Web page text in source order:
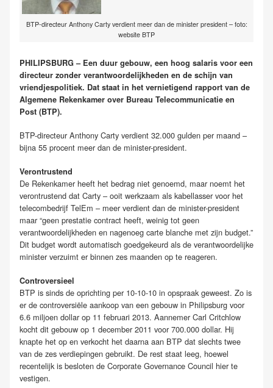
BTP-directeur Anthony Carty verdient meer dan de minister president – foto:
website BTP
PHILIPSBURG – Een duur gebouw, een hoog salaris voor een
directeur zonder verantwoordelijkheden en de schijn van
vriendjespolitiek. Dat staat in het vernietigend rapport van de
Algemene Rekenkamer over Bureau Telecommunicatie en
Post (BTP).
BTP-directeur Anthony Carty verdient 32.000 gulden per maand –
bijna 55 procent meer dan de minister-president.
Verontrustend
De Rekenkamer heeft het bedrag niet genoemd, maar noemt het
verontrustend dat Carty – ooit werkzaam als kabellasser voor het
telecombedrijf TelEm – meer verdient dan de minister-president
maar “geen prestatie contract heeft, weinig tot geen
verantwoordelijkheden en nagenoeg carte blanche met zijn budget.”
Dit budget wordt automatisch goedgekeurd als de verantwoordelijke
minister verzuimt er binnen zes maanden op te reageren.
Controversieel
BTP is sinds de oprichting per 10-10-10 in opspraak geweest. Zo is
er de controversiële aankoop van een gebouw in Philipsburg voor
6.6 miljoen dollar op 11 februari 2013. Aannemer Carl Critchlow
kocht dit gebouw op 1 december 2011 voor 700.000 dollar. Hij
knapte het op en verkocht het daarna aan BTP dat slechts twee
van de zes verdiepingen gebruikt. De rest staat leeg, hoewel
recentelijk is besloten de Corporate Governance Council hier te
vestigen.